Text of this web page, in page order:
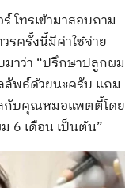
โทรเข้ามาสอบถาม
รครั้งนี้มีค่าใช้จ่าย
มาว่า “ปรึกษาปลูกผม
พธ์ด้วยนะครับ แถม
กับคุณหมอแพตตี้โดย
6 เดือน เป็นต้น”